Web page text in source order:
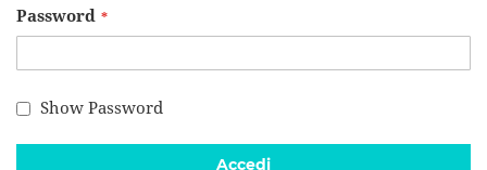
Password
Show Password
Accedi